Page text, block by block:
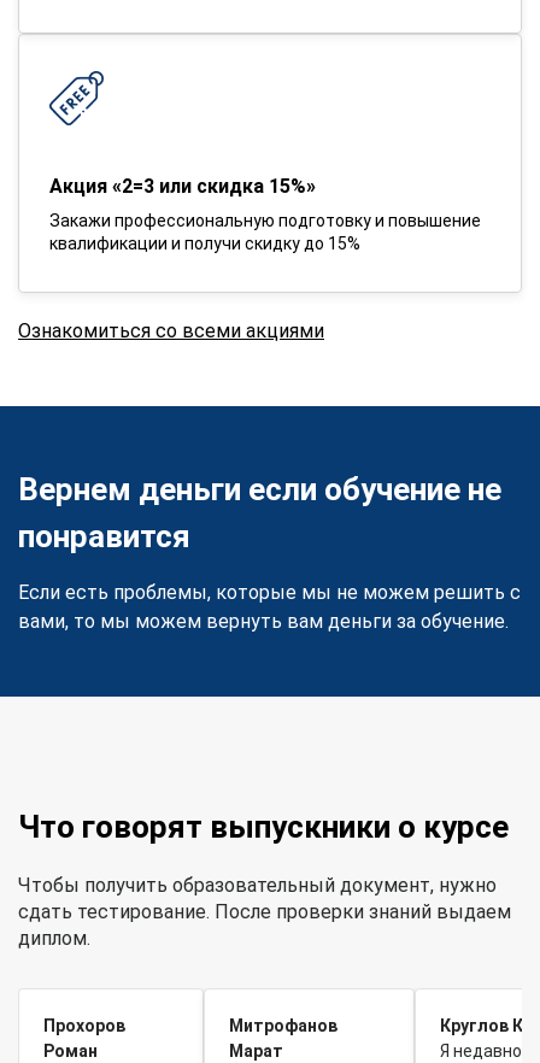
Акция «2=3 или скидка 15%»
Закажи профессиональную подготовку и повышение
квалификации и получи скидку до 15%
Ознакомиться со всеми акциями
Вернем деньги если обучение не
понравится
Если есть проблемы, которые мы не можем решить с
вами, то мы можем вернуть вам деньги за обучение.
Что говорят выпускники о курсе
Чтобы получить образовательный документ, нужно
сдать тестирование. После проверки знаний выдаем
диплом.
Прохоров
Роман
Митрофанов
Марат
Круглов
Я недавно